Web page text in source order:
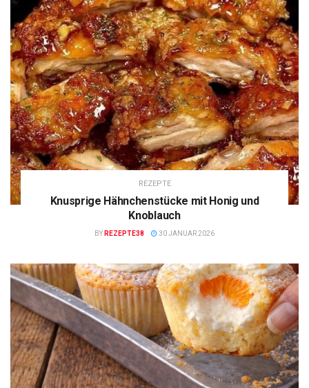
REZEPTE
Knusprige Hähnchenstücke mit Honig und
Knoblauch
BY REZEPTE38 30 JANUAR 2026